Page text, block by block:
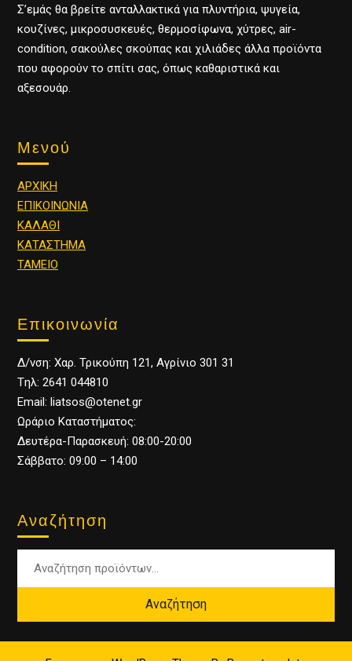
Σ’εμάς θα βρείτε ανταλλακτικά για πλυντήρια, ψυγεία,
κουζίνες, μικροσυσκευές, θερμοσίφωνα, χύτρες, air-
condition, σακούλες σκούπας και χιλιάδες άλλα προϊόντα
που αφορούν το σπίτι σας, όπως καθαριστικά και
αξεσουάρ.
Μενού
ΑΡΧΙΚΗ
ΕΠΙΚΟΙΝΩΝΙΑ
ΚΑΛΑΘΙ
ΚΑΤΑΣΤΗΜΑ
ΤΑΜΕΙΟ
Επικοινωνία
Δ/νση: Χαρ. Τρικούπη 121, Αγρίνιο 301 31
Tηλ: 2641 044810
Email: liatsos@otenet.gr
Ωράριο Καταστήματος:
Δευτέρα-Παρασκευή: 08:00-20:00
Σάββατο: 09:00 – 14:00
Αναζήτηση
Αναζήτηση